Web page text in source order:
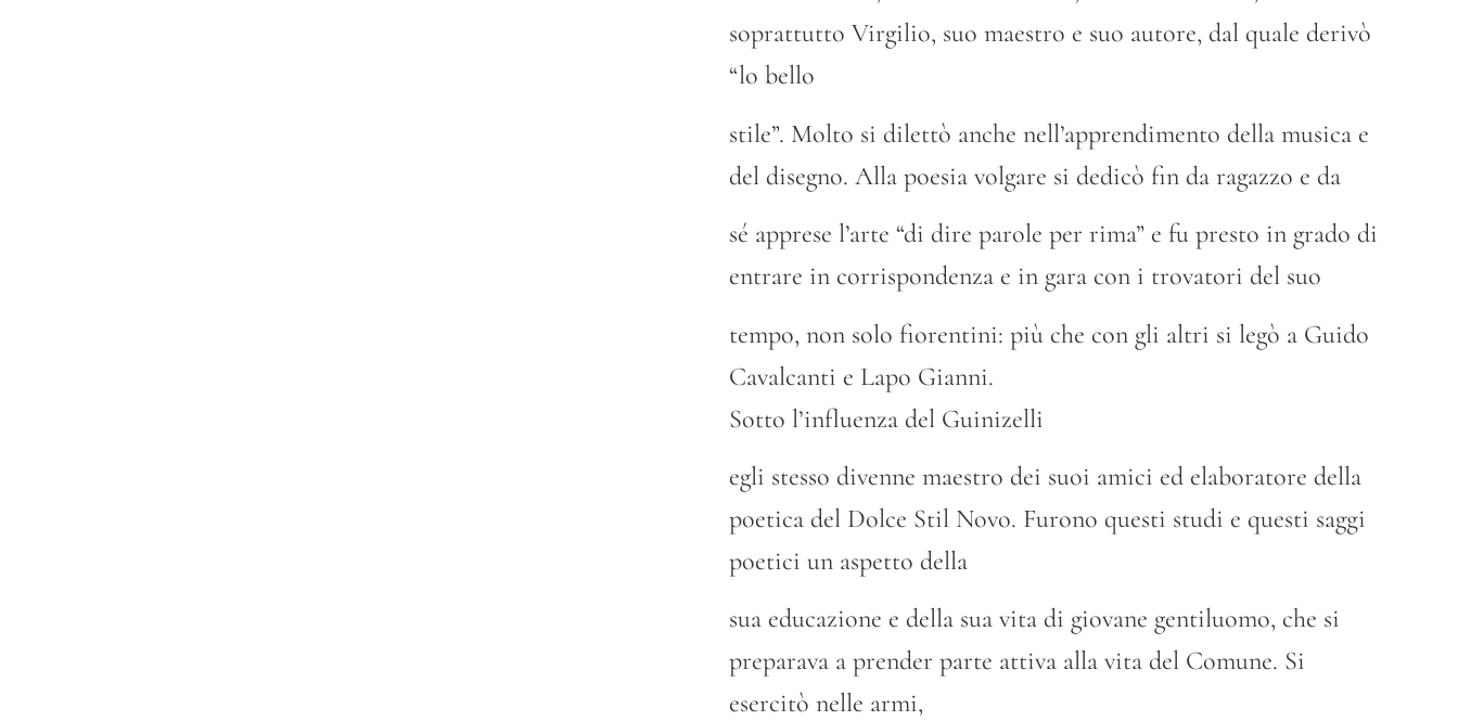
soprattutto Virgilio, suo maestro e suo autore, dal quale derivò
“lo bello
stile”. Molto si dilettò anche nell’apprendimento della musica e
del disegno. Alla poesia volgare si dedicò fin da ragazzo e da
sé apprese l’arte “di dire parole per rima” e fu presto in grado di
entrare in corrispondenza e in gara con i trovatori del suo
tempo, non solo fiorentini: più che con gli altri si legò a Guido
Cavalcanti e Lapo Gianni.
Sotto l’influenza del Guinizelli
egli stesso divenne maestro dei suoi amici ed elaboratore della
poetica del Dolce Stil Novo. Furono questi studi e questi saggi
poetici un aspetto della
sua educazione e della sua vita di giovane gentiluomo, che si
preparava a prender parte attiva alla vita del Comune. Si
esercitò nelle armi,